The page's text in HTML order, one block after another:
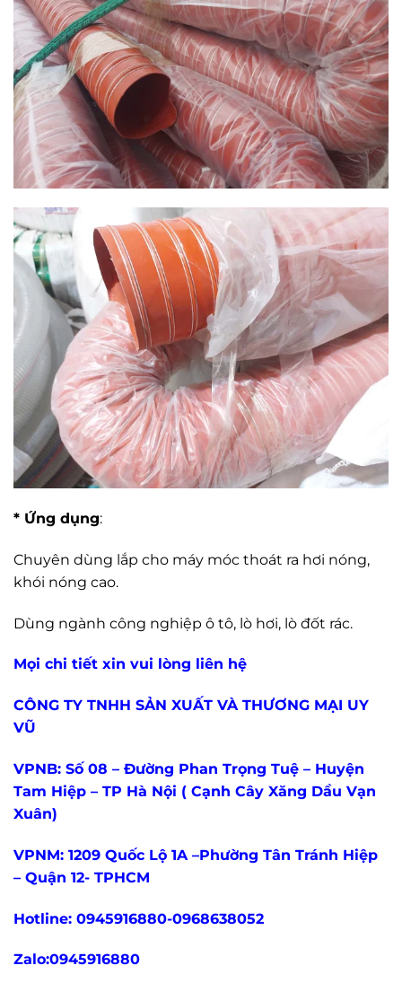
* Ứng dụng:
Chuyên dùng lắp cho máy móc thoát ra hơi nóng,
khói nóng cao.
Dùng ngành công nghiệp ô tô, lò hơi, lò đốt rác.
Mọi chi tiết xin vui lòng liên hệ
CÔNG TY TNHH SẢN XUẤT VÀ THƯƠNG MẠI UY
VŨ
VPNB: Số 08 – Đường Phan Trọng Tuệ – Huyện
Tam Hiệp – TP Hà Nội ( Cạnh Cây Xăng Dầu Vạn
Xuân)
VPNM: 1209 Quốc Lộ 1A –Phường Tân Tránh Hiệp
– Quận 12- TPHCM
Hotline: 0945916880-0968638052
Zalo:0945916880